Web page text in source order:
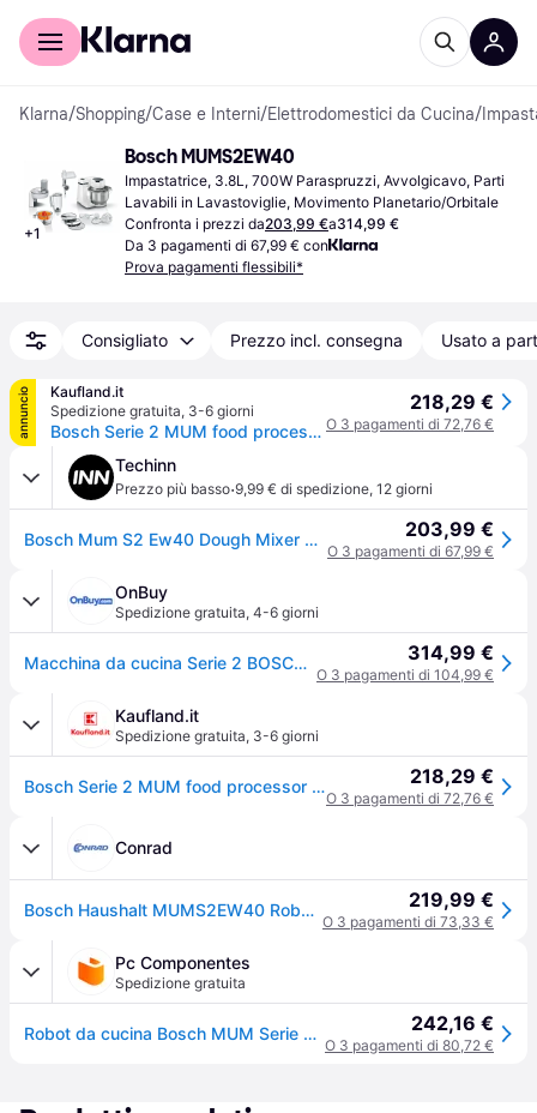
Per il tuo shopping
Klarna/Shopping/Case e Interni/Elettrodomestici da Cucina/
+1
Bosch MUMS2EW40
Impastatrice, 3.8L, 700W Paraspruzzi, Avvolgicavo, Parti
Lavabili in Lavastoviglie, Movimento Planetario/Orbitale
Confronta i prezzi da203,99 €a314,99 €
Da 3 pagamenti di 67,99 € con
Prova pagamenti flessibili*
Consigliato Prezzo incl. consegna Usato a
annuncio
Kaufland.it
Spedizione gratuita, 3-6 giorni
Bosch Serie 2 MUM food processor 700 W 3.8 L White
218,29 €
O 3 pagamenti di 72,76 €
Techinn
Prezzo più basso·9,99 € di spedizione, 12 giorni
Bosch Mum S2 Ew40 Dough Mixer Bianco One Size / EU Plug 220V 203,99 €
O 3 pagamenti di 67,99 €
OnBuy
Spedizione gratuita, 4-6 giorni
Macchina da cucina Serie 2 BOSCH - Robot da cucina - 700W - 4 velocità + turbo - Ciotola in acciaio inox 3,8 L - Frullatore 1,25 L - Bianco 314,99 €
O 3 pagamenti di 104,99 €
Kaufland.it
Spedizione gratuita, 3-6 giorni
Bosch Serie 2 MUM food processor 700 W 3.8 L White 218,29 €
O 3 pagamenti di 72,76 €
Conrad
Bosch Haushalt MUMS2EW40 Robot da cucina 700 W Bianco, acciaio inox 219,99 €
O 3 pagamenti di 73,33 €
Pc Componentes
Spedizione gratuita
Robot da cucina Bosch MUM Serie 2 7000W 242,16 €
O 3 pagamenti di 80,72 €